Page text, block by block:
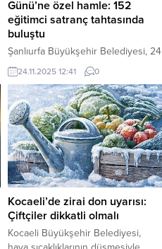
Günü’ne özel hamle: 152
eğitimci satranç tahtasında
buluştu
Şanlıurfa Büyükşehir Belediyesi, 24
Kasım Öğretmenler Günü
dolayısıyla kentteki öğretmenleri
satranç turnuvasında bir araya
getirdi. Şanlıurfa Bilim Merkezi’nde
düzenlenen ve renkli görüntülere
sahne olan turnuvada 152
öğretmen kıyasıya mücadele etti.
Şanlıurfa – Şanlıurfa Büyükşehir
Belediyesi Gençlik ve Spor
Eğitim Müdürlüğü ve Satranç
Federasyonu İl Temsilciliği...
24.11.2025 12:41 0
Kocaeli’de zirai don uyarısı:
Çiftçiler dikkatli olmalı
Kocaeli Büyükşehir Belediyesi,